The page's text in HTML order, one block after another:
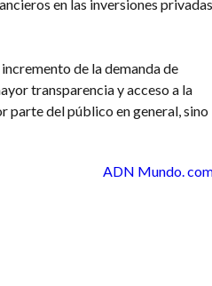
en las inversiones privadas
de la demanda de
transparencia y acceso a la
parte del público en general, sino
ADN Mundo.